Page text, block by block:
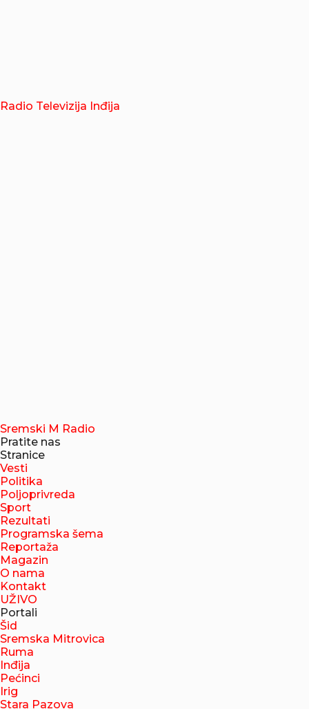
Radio Televizija Inđija
Sremski M Radio
Pratite nas
Stranice
Vesti
Politika
Poljoprivreda
Sport
Rezultati
Programska šema
Reportaža
Magazin
O nama
Kontakt
UŽIVO
Portali
Šid
Sremska Mitrovica
Ruma
Inđija
Pećinci
Irig
Stara Pazova